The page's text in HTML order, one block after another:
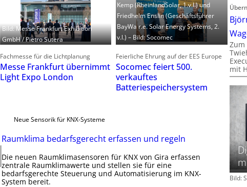
Bild: Messe Frankfurt Exhibition
GmbH / Pietro Sutera
Fachmesse für die Lichtplanung
Messe Frankfurt übernimmt
Light Expo London
Kemp (RheinlandSolar, 1.v.l.) und
Friedhelm Enslin (Geschäftsführer
BayWa r.e. Solar Energy Systems, 2.
v.l.) – Bild: Socomec
Feierliche Ehrung auf der EES Europe
Socomec feiert 500.
verkauftes
Batteriespeichersystem
Neue Sensorik für KNX-Systeme
Raumklima bedarfsgerecht erfassen und regeln
Die neuen Raumklimasensoren für KNX von Gira erfassen
zentrale Raumklimawerte und stellen sie für eine
bedarfsgerechte Steuerung und Automatisierung im KNX-
System bereit.
mit
Bild: